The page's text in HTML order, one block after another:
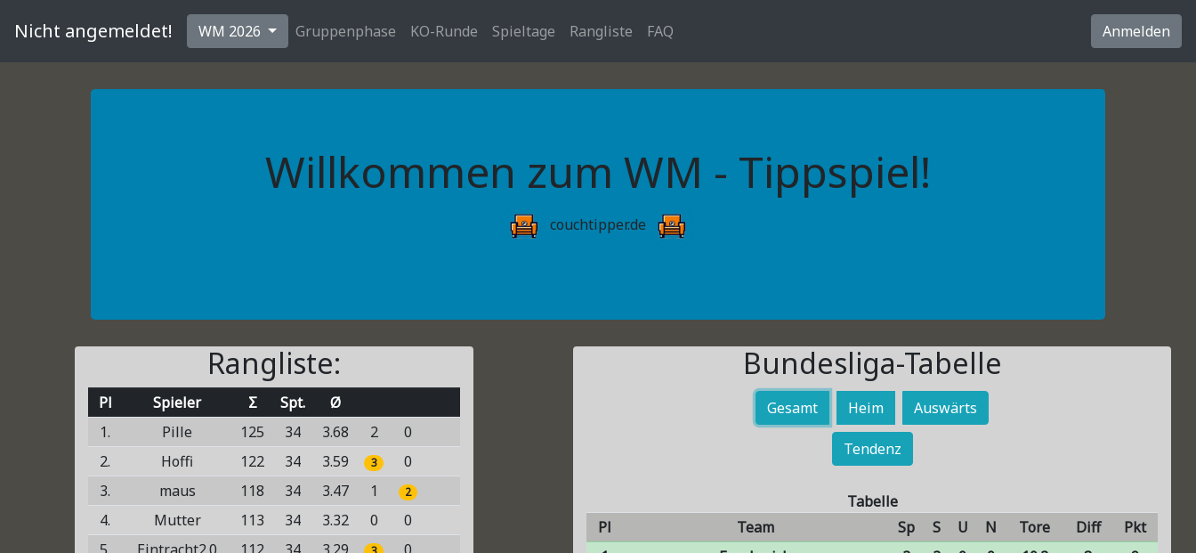
Nicht angemeldet! WM 2026 Gruppenphase KO-Runde Spieltage Rangliste FAQ Anmelden
Willkommen zum WM - Tippspiel!
couchtipper.de
Rangliste:
Pl Spieler Σ Spt.
Ø
1.
Pille 125 34 3.68 2
0
2.
Hoffi 122 34 3.59 3
0
3.
maus 118 34 3.47 1 2
4. Mutter 113 34 3.32 0
0
Bundesliga-Tabelle
Gesamt Heim Auswärts
Tendenz
Tabelle
Pl
Team Sp S U N Tore Diff
Pkt